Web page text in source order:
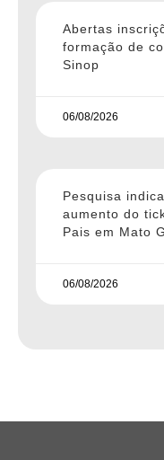
Abertas
formação de
Sinop
06/08/2026
Pesquisa
aumento do
Pais em Mato
06/08/2026